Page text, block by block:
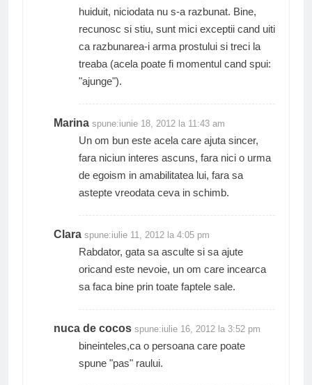
huiduit, niciodata nu s-a razbunat. Bine,
recunosc si stiu, sunt mici exceptii cand uiti
ca razbunarea-i arma prostului si treci la
treaba (acela poate fi momentul cand spui:
"ajunge").
Marina spune:iunie 18, 2012 la 11:43 am
Un om bun este acela care ajuta sincer,
fara niciun interes ascuns, fara nici o urma
de egoism in amabilitatea lui, fara sa
astepte vreodata ceva in schimb.
Clara spune:iulie 11, 2012 la 4:05 pm
Rabdator, gata sa asculte si sa ajute
oricand este nevoie, un om care incearca
sa faca bine prin toate faptele sale.
nuca de cocos spune:iulie 16, 2012 la 3:52 pm
bineinteles,ca o persoana care poate
spune "pas" raului.